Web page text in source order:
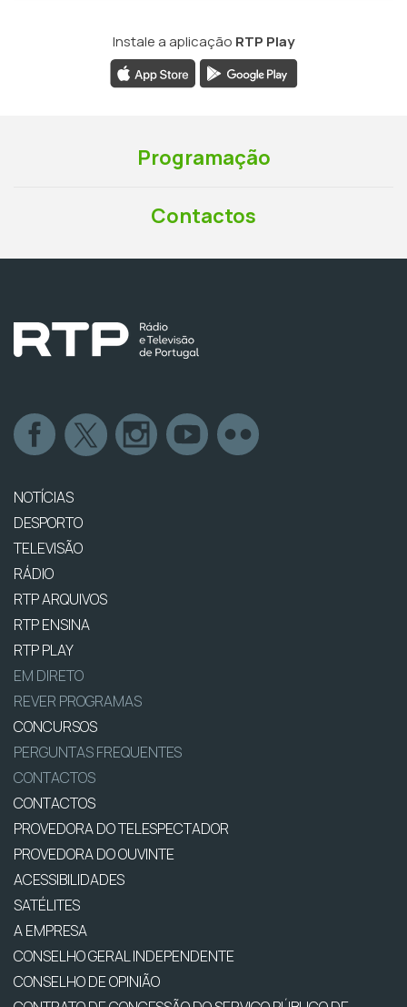
Instale a aplicação RTP Play
Programação
Contactos
NOTÍCIAS
DESPORTO
TELEVISÃO
RÁDIO
RTP ARQUIVOS
RTP ENSINA
RTP PLAY
EM DIRETO
REVER PROGRAMAS
CONCURSOS
PERGUNTAS FREQUENTES
CONTACTOS
CONTACTOS
PROVEDORA DO TELESPECTADOR
PROVEDORA DO OUVINTE
ACESSIBILIDADES
SATÉLITES
A EMPRESA
CONSELHO GERAL INDEPENDENTE
CONSELHO DE OPINIÃO